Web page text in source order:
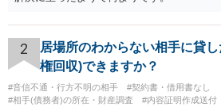
2
居場所のわからない相手に貸
権回収)できますか？
#音信不通・行方不明の相手
#契約書・借用書なし
#相手(債務者)の所在・財産調査
#内容証明作成送付